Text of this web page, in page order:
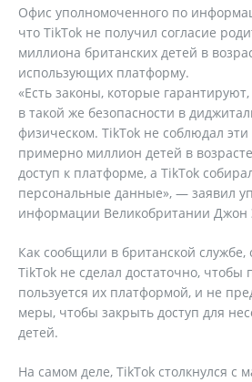
Офис уполномоченного по
что TikTok не получил согласие
миллиона британских детей в
использующих платформу.
«Есть законы, которые
в такой же безопасности в
физическом. TikTok не соблюдал
примерно миллион детей в
доступ к платформе, а TikTok
персональные данные», — заявил
информации Великобритании Джон
Как сообщили в британской службе,
TikTok не сделал достаточно, чтобы
пользуется их платформой, и не
меры, чтобы закрыть доступ для
детей.
На самом деле, TikTok столкнулся с